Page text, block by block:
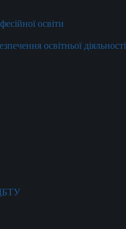
освіти
освітньої діяльності